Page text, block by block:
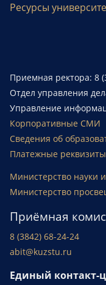
Ресурсы
Приемная ректора: 8
Отдел управления
Управление
Корпоративные СМИ
Сведения об
Платежные реквизиты
Министерство науки
Министерство
Приёмная
8 (3842) 68-24-24
abit@kuzstu.ru
Единый контакт-